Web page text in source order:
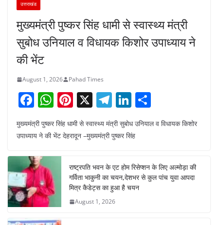
उत्तराखंड
मुख्यमंत्री पुष्कर सिंह धामी से स्वास्थ्य मंत्री
सुबोध उनियाल व विधायक किशोर उपाध्याय ने
की भेंट
August 1, 2026 Pahad Times
F
a
c
b
o
o
k
W
h
at
A
p
p
Pi
nt
er
e
st
X T
el
e
gr
a
m
Li
n
k
dI
n
ar
मुख्यमंत्री पुष्कर सिंह धामी से स्वास्थ्य मंत्री सुबोध उनियाल व विधायक किशोर
उपाध्याय ने की भेंट देहरादून –मुख्यमंत्री पुष्कर सिंह
राष्ट्रपति भवन के एट होम रिसेप्शन के लिए अल्मोड़ा की
गर्विता भाकुनी का चयन,देशभर से कुल पांच युवा आपदा
मित्र कैडेट्स का हुआ है चयन
August 1, 2026